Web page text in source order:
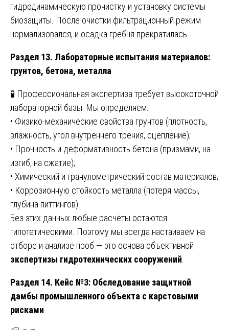
гидродинамическую прочистку и установку системы
биозащиты. После очистки фильтрационный режим
нормализовался, и осадка гребня прекратилась.
Раздел 13. Лабораторные испытания материалов:
грунтов, бетона, металла
🧪 Профессиональная экспертиза требует высокоточной
лабораторной базы. Мы определяем:
• Физико-механические свойства грунтов (плотность,
влажность, угол внутреннего трения, сцепление);
• Прочность и деформативность бетона (призмами, на
изгиб, на сжатие);
• Химический и гранулометрический состав материалов;
• Коррозионную стойкость металла (потеря массы,
глубина питтингов).
Без этих данных любые расчёты остаются
гипотетическими. Поэтому мы всегда настаиваем на
отборе и анализе проб — это основа объективной
экспертизы гидротехнических сооружений
Раздел 14. Кейс №3: Обследование защитной
дамбы промышленного объекта с карстовыми
рисками